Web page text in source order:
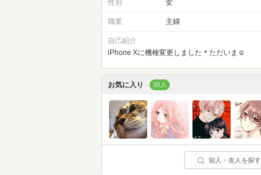
性別 女
職業 主婦
自己紹介
iPhone Xに機種変更しました＊ただいま☺︎
お気に入り 35人
知人・友人を探す